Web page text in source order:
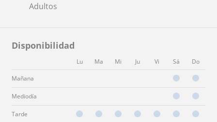
Adultos
Disponibilidad
Lu Ma Mi Ju Vi Sá Do
Mañana
Mediodía
Tarde